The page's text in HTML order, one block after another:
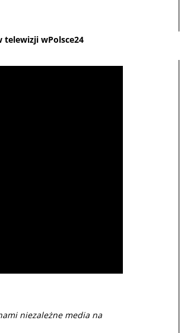
telewizji wPolsce24
niezależne media na